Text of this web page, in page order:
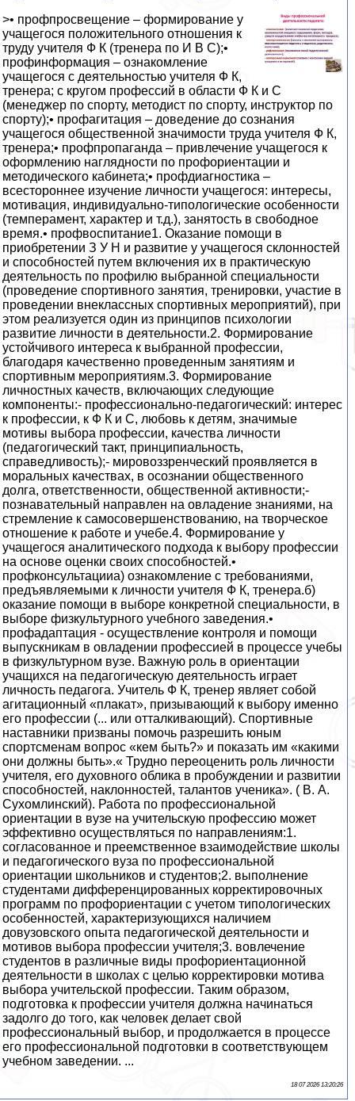
>• профпросвещение – формирование у
учащегося положительного отношения к
труду учителя Ф К (тренера по И В С);•
профинформация – ознакомление
учащегося с деятельностью учителя Ф К,
тренера; с кругом профессий в области Ф К и С
(менеджер по спорту, методист по спорту, инструктор по
спорту);• профагитация – доведение до сознания
учащегося общественной значимости труда учителя Ф К,
тренера;• профпропаганда – привлечение учащегося к
оформлению наглядности по профориентации и
методического кабинета;• профдиагностика –
всестороннее изучение личности учащегося: интересы,
мотивация, индивидуально-типологические особенности
(темперамент, характер и т.д.), занятость в свободное
время.• профвоспитание1. Оказание помощи в
приобретении З У Н и развитие у учащегося склонностей
и способностей путем включения их в практическую
деятельность по профилю выбранной специальности
(проведение спортивного занятия, тренировки, участие в
проведении внеклассных спортивных мероприятий), при
этом реализуется один из принципов психологии
развитие личности в деятельности.2. Формирование
устойчивого интереса к выбранной профессии,
благодаря качественно проведенным занятиям и
спортивным мероприятиям.3. Формирование
личностных качеств, включающих следующие
компоненты:- профессионально-педагогический: интерес
к профессии, к Ф К и С, любовь к детям, значимые
мотивы выбора профессии, качества личности
(педагогический такт, принципиальность,
справедливость);- мировоззренческий проявляется в
моральных качествах, в осознании общественного
долга, ответственности, общественной активности;-
познавательный направлен на овладение знаниями, на
стремление к самосовершенствованию, на творческое
отношение к работе и учебе.4. Формирование у
учащегося аналитического подхода к выбору профессии
на основе оценки своих способностей.•
профконсультацииа) ознакомление с требованиями,
предъявляемыми к личности учителя Ф К, тренера.б)
оказание помощи в выборе конкретной специальности, в
выборе физкультурного учебного заведения.•
профадаптация - осуществление контроля и помощи
выпускникам в овладении профессией в процессе учебы
в физкультурном вузе. Важную роль в ориентации
учащихся на педагогическую деятельность играет
личность педагога. Учитель Ф К, тренер являет собой
агитационный «плакат», призывающий к выбору именно
его профессии (... или отталкивающий). Спортивные
наставники призваны помочь разрешить юным
спортсменам вопрос «кем быть?» и показать им «какими
они должны быть».« Трудно переоценить роль личности
учителя, его духовного облика в пробуждении и развитии
способностей, наклонностей, талантов ученика». ( В. А.
Сухомлинский). Работа по профессиональной
ориентации в вузе на учительскую профессию может
эффективно осуществляться по направлениям:1.
согласованное и преемственное взаимодействие школы
и педагогического вуза по профессиональной
ориентации школьников и студентов;2. выполнение
студентами дифференцированных корректировочных
программ по профориентации с учетом типологических
особенностей, характеризующихся наличием
довузовского опыта педагогической деятельности и
мотивов выбора профессии учителя;3. вовлечение
студентов в различные виды профориентационной
деятельности в школах с целью корректировки мотива
выбора учительской профессии. Таким образом,
подготовка к профессии учителя должна начинаться
задолго до того, как человек делает свой
профессиональный выбор, и продолжается в процессе
его профессиональной подготовки в соответствующем
учебном заведении. ...
18 07 2026 13:20:26